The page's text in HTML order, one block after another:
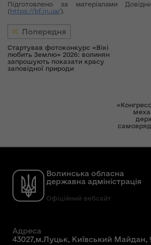
Підготовлено за матеріалами
( https://bf.in.ua/).
Попередня
Стартував фотоконкурс «Вікі
любить Землю» 2026: волинян
запрошують показати красу
заповідної природи
Волинська обласна
державна адміністрація
Офіційний вебсайт
Адреса
43027,м.Луцьк, Київський Майдан,